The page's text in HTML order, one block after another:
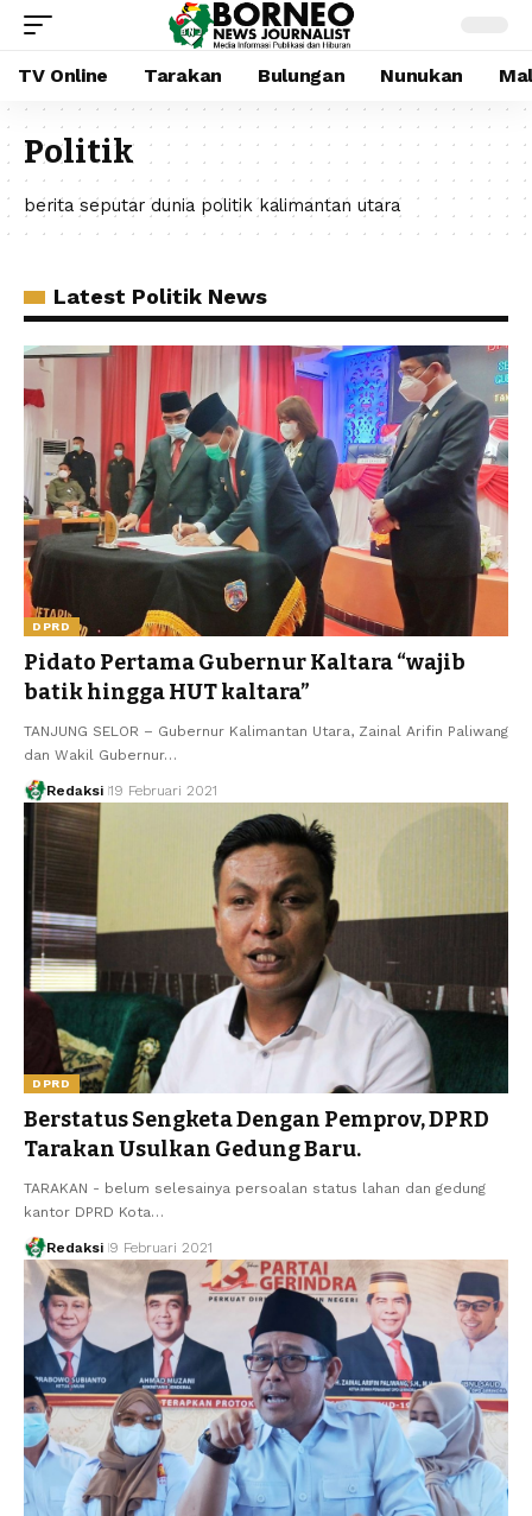
TV Online Tarakan Bulungan Nunukan
Politik
berita seputar dunia politik kalimantan utara
Latest Politik News
DPRD
Pidato Pertama Gubernur Kaltara “wajib
batik hingga HUT kaltara”
TANJUNG SELOR – Gubernur Kalimantan Utara, Zainal Arifin Paliwang
dan Wakil Gubernur…
Redaksi 19 Februari 2021
DPRD
Berstatus Sengketa Dengan Pemprov, DPRD
Tarakan Usulkan Gedung Baru.
TARAKAN - belum selesainya persoalan status lahan dan gedung
kantor DPRD Kota…
Redaksi 9 Februari 2021